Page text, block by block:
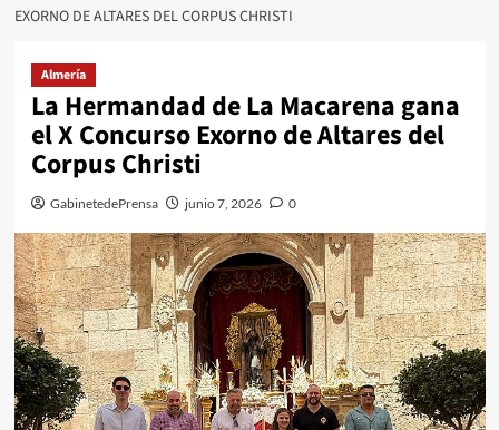
EXORNO DE ALTARES DEL CORPUS CHRISTI
Almería
La Hermandad de La Macarena gana
el X Concurso Exorno de Altares del
Corpus Christi
GabinetedePrensa junio 7, 2026 0